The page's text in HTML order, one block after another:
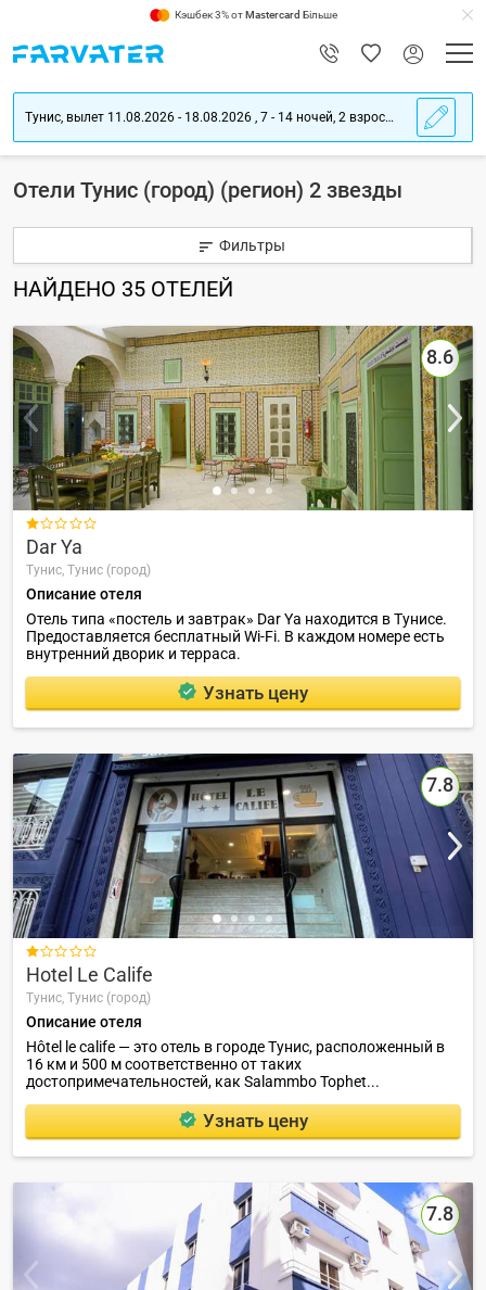
Кэшбек 3% отMastercard Більше
Тунис, вылет 11.08.2026 - 18.08.2026 , 7 - 14 ночей, 2 взрослых
Отели Тунис (город) (регион) 2 звезды
Фильтры
НАЙДЕНО 35 ОТЕЛЕЙ
8.6

Dar Ya
Тунис, Тунис (город)
Описание отеля
Отель типа «постель и завтрак» Dar Ya находится в Тунисе.
Предоставляется бесплатный Wi-Fi. В каждом номере есть
внутренний дворик и терраса.
Узнать цену
7.8

Hotel Le Calife
Тунис, Тунис (город)
Описание отеля
Hôtel le calife — это отель в городе Тунис, расположенный в
16 км и 500 м соответственно от таких
достопримечательностей, как Salammbo Tophet...
Узнать цену
7.8